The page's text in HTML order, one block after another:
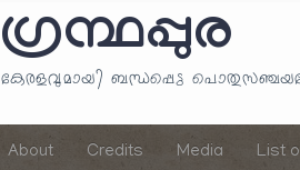
ഗ്രന്ഥപ്പുര
കേരളവുമായി ബന്ധപ്പെട്ട
About Credits Media List